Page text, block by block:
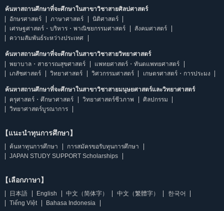
ค้นหาสถานศึกษาที่จะศึกษาในสาขาวิชาสายศิลปศาสตร์
อักษรศาสตร์
ภาษาศาสตร์
นิติศาสตร์
เศรษฐศาสตร์・บริหาร・พาณิชยกรรมศาสตร์
สังคมศาสตร์
ความสัมพันธ์ระหว่างประเทศ
ค้นหาสถานศึกษาที่จะศึกษาในสาขาวิชาสายวิทยาศาสตร์
พยาบาล・สาธารณสุขศาสตร์
แพทยศาสตร์・ทันตแพทยศาสตร์
เภสัชศาสตร์
วิทยาศาสตร์ วิศวกรรมศาสตร์ เกษตรศาสตร์・การประมง
ค้นหาสถานศึกษาที่จะศึกษาในสาขาวิชาสายมนุษยศาสตร์และวิทยาศาสตร์
ครุศาสตร์・ศึกษาศาสตร์
วิทยาศาสตร์ชีวภาพ
ศิลปกรรม
วิทยาศาสตร์บูรณาการ
【แนะนำทุนการศึกษา】
ค้นหาทุนการศึกษา
การสมัครขอรับทุนการศึกษา
JAPAN STUDY SUPPORT Scholarships
【เลือกภาษา】
日本語 English 中文（简体字） 中文（繁體字）
한국어
Tiếng Việt
Bahasa Indonesia